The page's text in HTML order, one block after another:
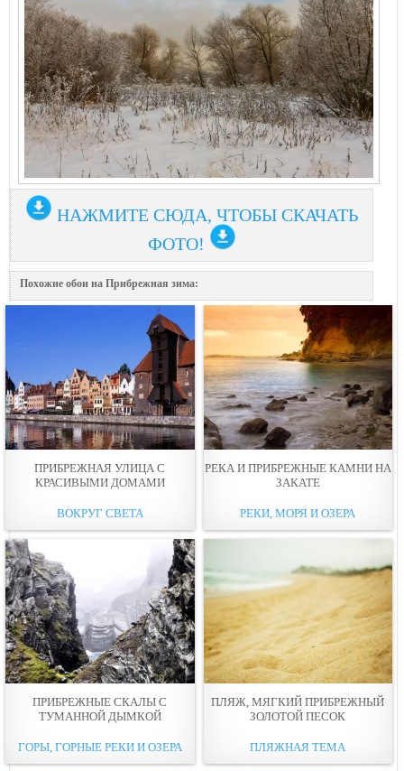
НАЖМИТЕ СЮДА, ЧТОБЫ СКАЧАТЬ
ФОТО!
Похожие обои на Прибрежная зима:
ПРИБРЕЖНАЯ УЛИЦА С
КРАСИВЫМИ ДОМАМИ
ВОКРУГ СВЕТА
РЕКА И ПРИБРЕЖНЫЕ КАМНИ НА
ЗАКАТЕ
РЕКИ, МОРЯ И ОЗЕРА
ПРИБРЕЖНЫЕ СКАЛЫ С
ТУМАННОЙ ДЫМКОЙ
ГОРЫ, ГОРНЫЕ РЕКИ И ОЗЕРА
ПЛЯЖ, МЯГКИЙ ПРИБРЕЖНЫЙ
ЗОЛОТОЙ ПЕСОК
ПЛЯЖНАЯ ТЕМА